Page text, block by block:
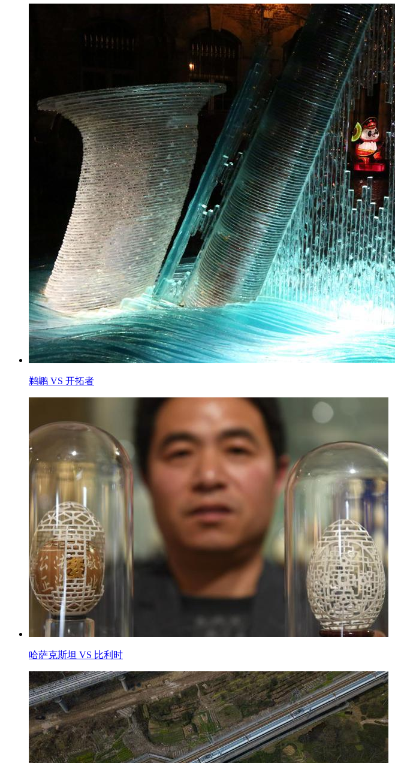
鹈鹕 VS 开拓者
哈萨克斯坦 VS 比利时